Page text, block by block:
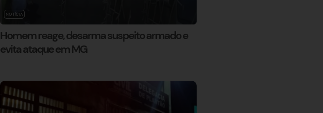
NOTÍCIA
Homem reage, desarma suspeito armado e
evita ataque em MG